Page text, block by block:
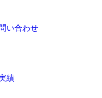
い合わせ
績